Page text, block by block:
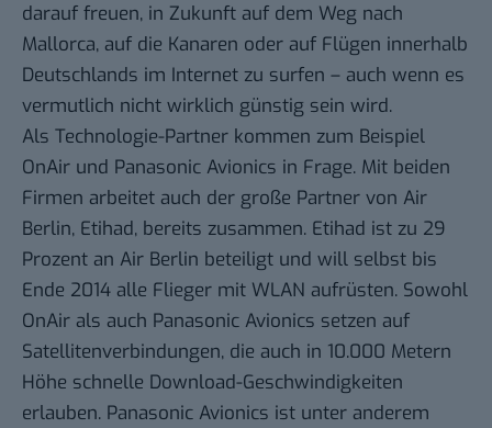
darauf freuen, in Zukunft auf dem Weg nach
Mallorca, auf die Kanaren oder auf Flügen innerhalb
Deutschlands im Internet zu surfen – auch wenn es
vermutlich nicht wirklich günstig sein wird.
Als Technologie-Partner kommen zum Beispiel
OnAir und Panasonic Avionics in Frage. Mit beiden
Firmen arbeitet auch der große Partner von Air
Berlin, Etihad, bereits zusammen. Etihad ist zu 29
Prozent an Air Berlin beteiligt und will selbst bis
Ende 2014 alle Flieger mit WLAN aufrüsten. Sowohl
OnAir als auch Panasonic Avionics setzen auf
Satellitenverbindungen, die auch in 10.000 Metern
Höhe schnelle Download-Geschwindigkeiten
erlauben. Panasonic Avionics ist unter anderem